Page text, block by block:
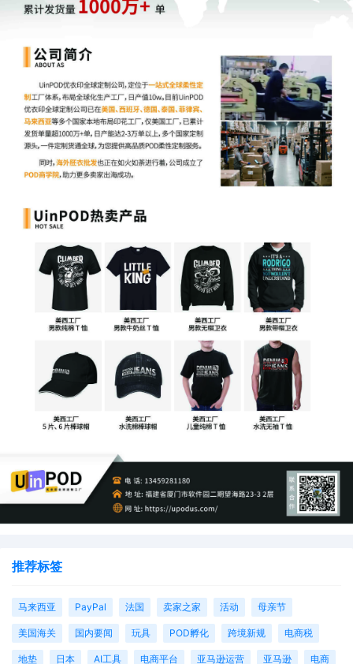
推荐标签
马来西亚 PayPal 法国 卖家之家 活动 母亲节
美国海关 国内要闻 玩具 POD孵化 跨境新规 电商税
地垫 日本 AI工具 电商平台 亚马逊运营 亚马逊 电商